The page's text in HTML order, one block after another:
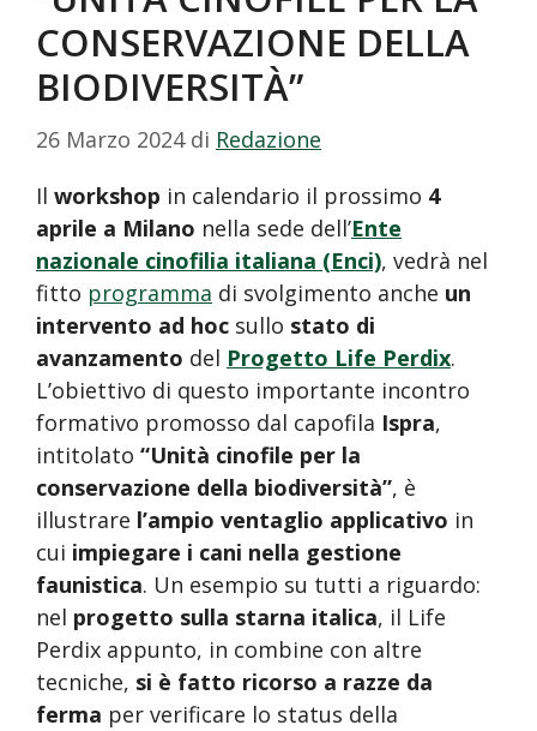
CONSERVAZIONE DELLA
BIODIVERSITÀ”
26 Marzo 2024 di Redazione
Il workshop in calendario il prossimo 4
aprile a Milano nella sede dell’Ente
nazionale cinofilia italiana (Enci), vedrà nel
fitto programma di svolgimento anche un
intervento ad hoc sullo stato di
avanzamento del Progetto Life Perdix.
L’obiettivo di questo importante incontro
formativo promosso dal capofila Ispra,
intitolato “Unità cinofile per la
conservazione della biodiversità”, è
illustrare l’ampio ventaglio applicativo in
cui impiegare i cani nella gestione
faunistica. Un esempio su tutti a riguardo:
nel progetto sulla starna italica, il Life
Perdix appunto, in combine con altre
tecniche, si è fatto ricorso a razze da
ferma per verificare lo status della